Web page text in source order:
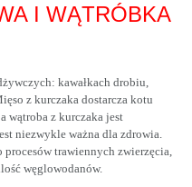
I WĄTRÓBKA
kawałkach drobiu,
z kurczaka dostarcza kotu
wątroba z kurczaka jest
niezwykle ważna dla zdrowia.
trawiennych zwierzęcia,
węglowodanów.